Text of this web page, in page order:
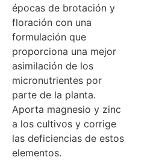
épocas de brotación y
floración con una
formulación que
proporciona una mejor
asimilación de los
micronutrientes por
parte de la planta.
Aporta magnesio y zinc
a los cultivos y corrige
las deficiencias de estos
elementos.